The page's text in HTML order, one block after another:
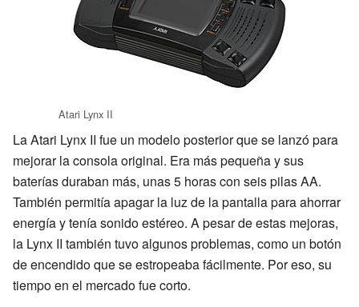
Atari Lynx II
La Atari Lynx II fue un modelo posterior que se lanzó para
mejorar la consola original. Era más pequeña y sus
baterías duraban más, unas 5 horas con seis pilas AA.
También permitía apagar la luz de la pantalla para ahorrar
energía y tenía sonido estéreo. A pesar de estas mejoras,
la Lynx II también tuvo algunos problemas, como un botón
de encendido que se estropeaba fácilmente. Por eso, su
tiempo en el mercado fue corto.